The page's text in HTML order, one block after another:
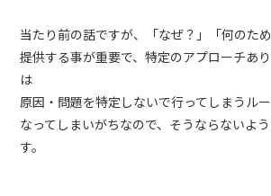
当たり前の話ですが、「なぜ？」「何のた
提供する事が重要で、特定のアプローチあ
は
原因・問題を特定しないで行ってしまうル
なってしまいがちなので、そうならないよ
す。